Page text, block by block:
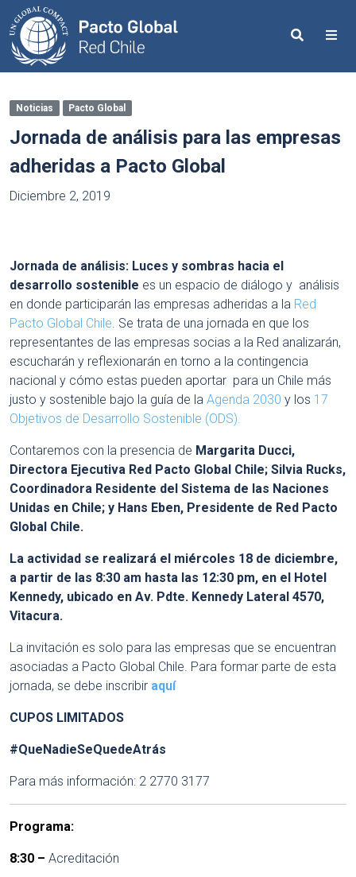
Search
Noticias Pacto Global
Jornada de análisis para las empresas
adheridas a Pacto Global
Diciembre 2, 2019
Jornada de análisis: Luces y sombras hacia el
desarrollo sostenible es un espacio de diálogo y análisis
en donde participarán las empresas adheridas a la Red
Pacto Global Chile. Se trata de una jornada en que los
representantes de las empresas socias a la Red analizarán,
escucharán y reflexionarán en torno a la contingencia
nacional y cómo estas pueden aportar para un Chile más
justo y sostenible bajo la guía de la Agenda 2030 y los 17
Objetivos de Desarrollo Sostenible (ODS).
Contaremos con la presencia de Margarita Ducci,
Directora Ejecutiva Red Pacto Global Chile; Silvia Rucks,
Coordinadora Residente del Sistema de las Naciones
Unidas en Chile; y Hans Eben, Presidente de Red Pacto
Global Chile.
La actividad se realizará el miércoles 18 de diciembre,
a partir de las 8:30 am hasta las 12:30 pm, en el Hotel
Kennedy, ubicado en Av. Pdte. Kennedy Lateral 4570,
Vitacura.
La invitación es solo para las empresas que se encuentran
asociadas a Pacto Global Chile. Para formar parte de esta
jornada, se debe inscribir aquí
CUPOS LIMITADOS
#QueNadieSeQuedeAtrás
Para más información: 2 2770 3177
Programa:
8:30 – Acreditación